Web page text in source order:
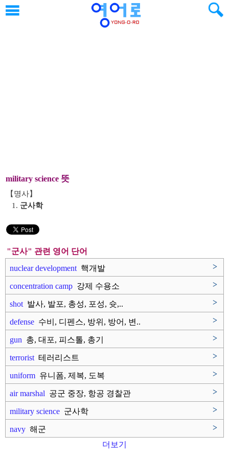
military science 뜻
【명사】
1. 군사학
"군사" 관련 영어 단어
nuclear development 핵개발 >
concentration camp 강제 수용소 >
shot 발사, 발포, 총성, 포성, 슛,.. >
defense 수비, 디펜스, 방위, 방어, 변.. >
gun 총, 대포, 피스톨, 총기 >
terrorist 테러리스트 >
uniform 유니폼, 제복, 도복 >
air marshal 공군 중장, 항공 경찰관 >
military science 군사학 >
navy 해군
>
더보기